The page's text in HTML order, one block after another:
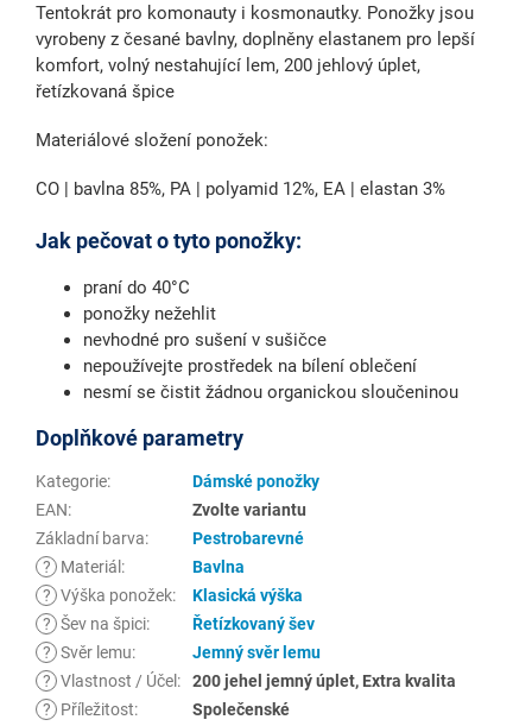
Tentokrát pro komonauty i kosmonautky. Ponožky jsou
vyrobeny z česané bavlny, doplněny elastanem pro lepší
komfort, volný nestahující lem, 200 jehlový úplet,
řetízkovaná špice
Materiálové složení ponožek:
CO | bavlna 85%, PA | polyamid 12%, EA | elastan 3%
Jak pečovat o tyto ponožky:
praní do 40°C
ponožky nežehlit
nevhodné pro sušení v sušičce
nepoužívejte prostředek na bílení oblečení
nesmí se čistit žádnou organickou sloučeninou
Doplňkové parametry
Kategorie:
Dámské ponožky
EAN:
Zvolte variantu
Základní barva:
Pestrobarevné
?
Materiál :
Bavlna
? Výška ponožek:
Klasická výška
? Šev na špici:
Řetízkovaný šev
? Svěr lemu:
Jemný svěr lemu
? Vlastnost / Účel :
200 jehel jemný úplet, Extra kvalita
?
Příležitost:
Společenské